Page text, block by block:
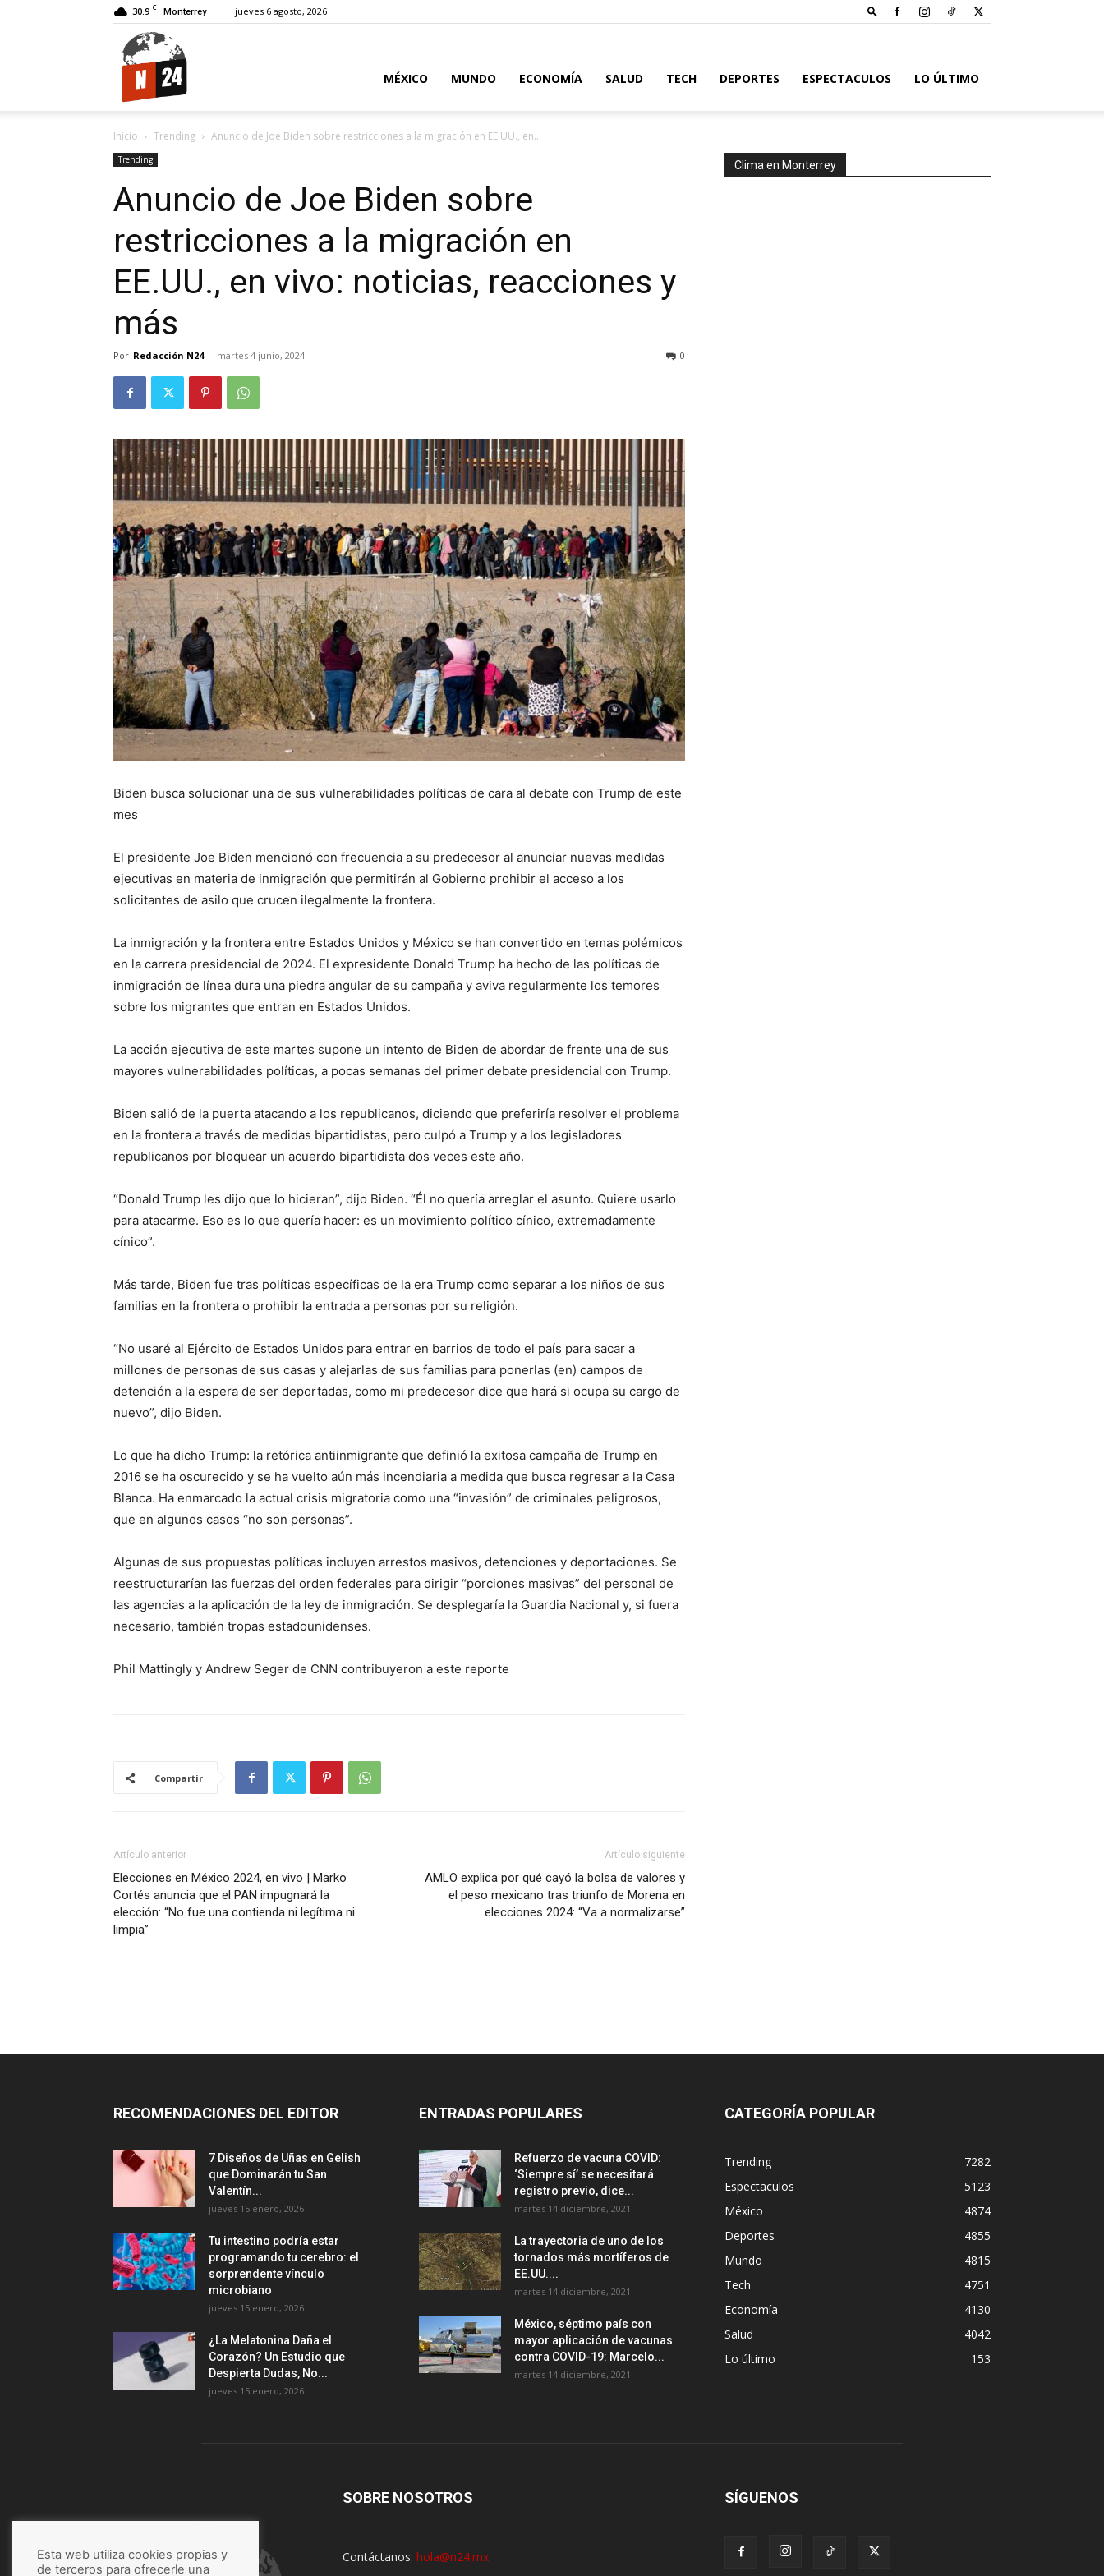
30.9 C Monterrey jueves 6 agosto, 2026
MÉXICO MUNDO ECONOMÍA SALUD TECH DEPORTES ESPECTACULOS LO ÚLTIMO
Inicio Trending Anuncio de Joe Biden sobre restricciones a la migración en EE.UU., en...
Trending
Anuncio de Joe Biden sobre
restricciones a la migración en
EE.UU., en vivo: noticias, reacciones y
más
Por Redacción N24 - martes 4 junio, 2024 0
Biden busca solucionar una de sus vulnerabilidades políticas de cara al debate con Trump de este
mes
El presidente Joe Biden mencionó con frecuencia a su predecesor al anunciar nuevas medidas
ejecutivas en materia de inmigración que permitirán al Gobierno prohibir el acceso a los
solicitantes de asilo que crucen ilegalmente la frontera.
La inmigración y la frontera entre Estados Unidos y México se han convertido en temas polémicos
en la carrera presidencial de 2024. El expresidente Donald Trump ha hecho de las políticas de
inmigración de línea dura una piedra angular de su campaña y aviva regularmente los temores
sobre los migrantes que entran en Estados Unidos.
La acción ejecutiva de este martes supone un intento de Biden de abordar de frente una de sus
mayores vulnerabilidades políticas, a pocas semanas del primer debate presidencial con Trump.
Biden salió de la puerta atacando a los republicanos, diciendo que preferiría resolver el problema
en la frontera a través de medidas bipartidistas, pero culpó a Trump y a los legisladores
republicanos por bloquear un acuerdo bipartidista dos veces este año.
“Donald Trump les dijo que lo hicieran”, dijo Biden. “Él no quería arreglar el asunto. Quiere usarlo
para atacarme. Eso es lo que quería hacer: es un movimiento político cínico, extremadamente
cínico”.
Más tarde, Biden fue tras políticas específicas de la era Trump como separar a los niños de sus
familias en la frontera o prohibir la entrada a personas por su religión.
“No usaré al Ejército de Estados Unidos para entrar en barrios de todo el país para sacar a
millones de personas de sus casas y alejarlas de sus familias para ponerlas (en) campos de
detención a la espera de ser deportadas, como mi predecesor dice que hará si ocupa su cargo de
nuevo”, dijo Biden.
Lo que ha dicho Trump: la retórica antiinmigrante que definió la exitosa campaña de Trump en
2016 se ha oscurecido y se ha vuelto aún más incendiaria a medida que busca regresar a la Casa
Blanca. Ha enmarcado la actual crisis migratoria como una “invasión” de criminales peligrosos,
que en algunos casos “no son personas”.
Algunas de sus propuestas políticas incluyen arrestos masivos, detenciones y deportaciones. Se
reestructurarían las fuerzas del orden federales para dirigir “porciones masivas” del personal de
las agencias a la aplicación de la ley de inmigración. Se desplegaría la Guardia Nacional y, si fuera
necesario, también tropas estadounidenses.
Phil Mattingly y Andrew Seger de CNN contribuyeron a este reporte
Compartir
Artículo anterior
Elecciones en México 2024, en vivo | Marko
Cortés anuncia que el PAN impugnará la
elección: “No fue una contienda ni legítima ni
limpia”
Artículo siguiente
AMLO explica por qué cayó la bolsa de valores y
el peso mexicano tras triunfo de Morena en
elecciones 2024: “Va a normalizarse”
Clima en Monterrey
RECOMENDACIONES DEL EDITOR
7 Diseños de Uñas en Gelish
que Dominarán tu San
Valentín...
jueves 15 enero, 2026
Tu intestino podría estar
programando tu cerebro: el
sorprendente vínculo
microbiano
jueves 15 enero, 2026
¿La Melatonina Daña el
Corazón? Un Estudio que
Despierta Dudas, No...
jueves 15 enero, 2026
ENTRADAS POPULARES
Refuerzo de vacuna COVID:
‘Siempre sí’ se necesitará
registro previo, dice...
martes 14 diciembre, 2021
La trayectoria de uno de los
tornados más mortíferos de
EE.UU....
martes 14 diciembre, 2021
México, séptimo país con
mayor aplicación de vacunas
contra COVID-19: Marcelo...
martes 14 diciembre, 2021
CATEGORÍA POPULAR
Trending
7282
Espectaculos
5123
México
4874
Deportes
4855
Mundo
4815
Tech
4751
Economía
4130
Salud
4042
Lo último
153
SOBRE NOSOTROS
Contáctanos: hola@n24.mx
SÍGUENOS
Esta web utiliza cookies propias y
de terceros para ofrecerle una